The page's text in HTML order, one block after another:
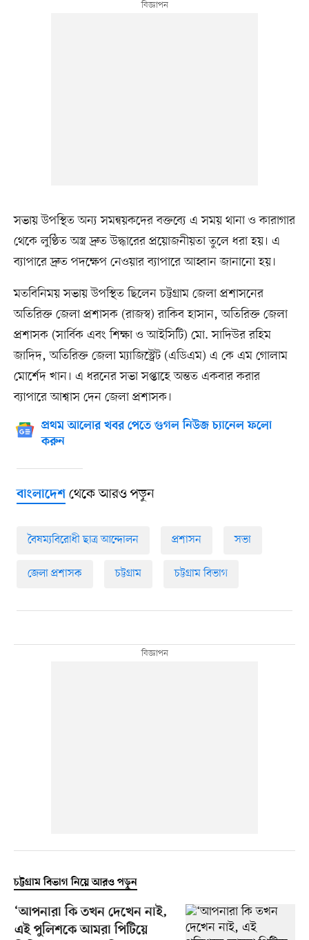
সভায় উপস্থিত অন্য সমন্বয়কদের বক্তব্যে এ সময় থানা ও কারাগার
থেকে লুণ্ঠিত অস্ত্র দ্রুত উদ্ধারের প্রয়োজনীয়তা তুলে ধরা হয়। এ
ব্যাপারে দ্রুত পদক্ষেপ নেওয়ার ব্যাপারে আহ্বান জানানো হয়।
মতবিনিময় সভায় উপস্থিত ছিলেন চট্টগ্রাম জেলা প্রশাসনের
অতিরিক্ত জেলা প্রশাসক (রাজস্ব) রাকিব হাসান, অতিরিক্ত জেলা
প্রশাসক (সার্বিক এবং শিক্ষা ও আইসিটি) মো. সাদিউর রহিম
জাদিদ, অতিরিক্ত জেলা ম্যাজিস্ট্রেট (এডিএম) এ কে এম গোলাম
মোর্শেদ খান। এ ধরনের সভা সপ্তাহে অন্তত একবার করার
ব্যাপারে আশ্বাস দেন জেলা প্রশাসক।
প্রথম আলোর খবর পেতে গুগল নিউজ চ্যানেল ফলো
করুন
বাংলাদেশথেকে আরও পড়ুন
বৈষম্যবিরোধী ছাত্র আন্দোলন প্রশাসন সভা
জেলা প্রশাসক চট্টগ্রাম চট্টগ্রাম বিভাগ
চট্টগ্রাম বিভাগ নিয়ে আরও পড়ুন
‘আপনারা কি তখন দেখেন নাই,
এই পুলিশকে আমরা পিটিয়ে